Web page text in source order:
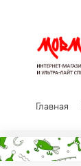
Главная